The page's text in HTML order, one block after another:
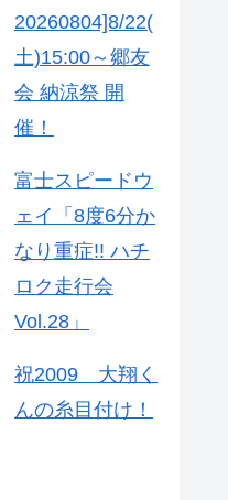
20260804]8/22(
土)15:00～郷友
会 納涼祭 開
催！
富士スピードウ
ェイ「8度6分か
なり重症!! ハチ
ロク走行会
Vol.28」
祝2009 大翔く
んの糸目付け！